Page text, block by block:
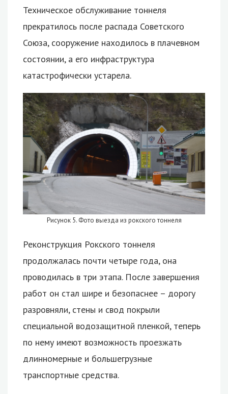
Техническое обслуживание тоннеля
прекратилось после распада Советского
Союза, сооружение находилось в плачевном
состоянии, а его инфраструктура
катастрофически устарела.
Рисунок 5. Фото выезда из рокского тоннеля
Реконструкция Рокского тоннеля
продолжалась почти четыре года, она
проводилась в три этапа. После завершения
работ он стал шире и безопаснее – дорогу
разровняли, стены и свод покрыли
специальной водозащитной пленкой, теперь
по нему имеют возможность проезжать
длинномерные и большегрузные
транспортные средства.